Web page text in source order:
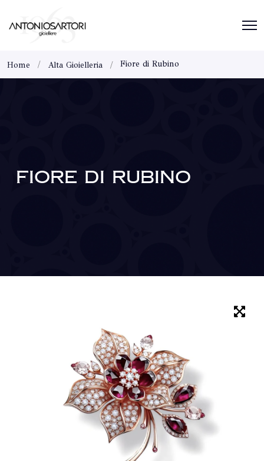
Home Alta Gioielleria Fiore di Rubino
FIORE DI RUBINO